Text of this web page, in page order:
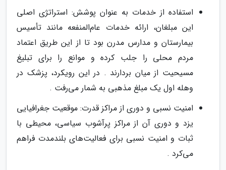
استفاده از خدمات به عنوان پوشش: استراتژی اصلی
این مبلغان، ارائه خدمات عام‌المنفعه مانند تأسیس
بیمارستان و مدارس مدرن بود تا از این طریق اعتماد
مردم محلی را جلب کرده و موانع را برای تبلیغ
مسیحیت از میان بردارند . در این رویکرد، پزشک در
وهله اول یک مبلغ مذهبی به شمار می‌رفت .
امنیت نسبی و دوری از مراکز قدرت: موقعیت جغرافیایی
یزد و دوری آن از مراکز پرآشوب سیاسی، محیطی با
ثبات و امنیت نسبی برای فعالیت‌های بلندمدت فراهم
می‌کرد .